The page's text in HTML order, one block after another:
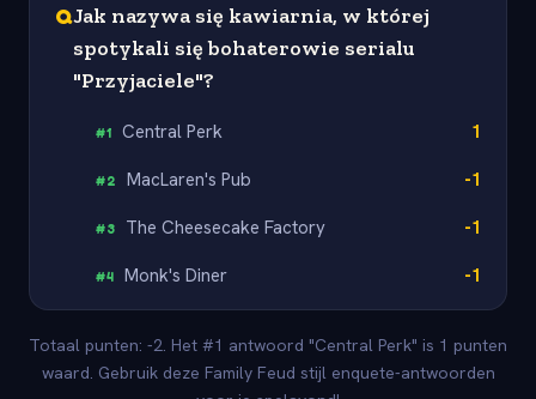
QJak nazywa się kawiarnia, w której
spotykali się bohaterowie serialu
"Przyjaciele"?
#1 Central Perk 1
#2 MacLaren's Pub -1
#3 The Cheesecake Factory -1
#4 Monk's Diner -1
Totaal punten: -2. Het #1 antwoord "Central Perk" is 1 punten
waard. Gebruik deze Family Feud stijl enquete-antwoorden